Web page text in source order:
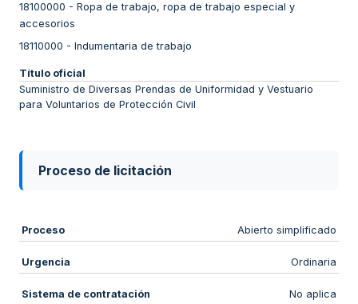
18100000 - Ropa de trabajo, ropa de trabajo especial y
accesorios
18110000 - Indumentaria de trabajo
Título oficial
Suministro de Diversas Prendas de Uniformidad y Vestuario
para Voluntarios de Protección Civil
Proceso de licitación
Proceso Abierto simplificado
Urgencia Ordinaria
Sistema de contratación No aplica